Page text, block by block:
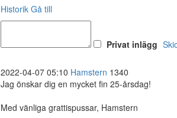
Historik Gå till
Privat inlägg
2022-04-07 05:10 Hamstern 1340
Jag önskar dig en mycket fin 25-årsdag!
Med vänliga grattispussar, Hamstern